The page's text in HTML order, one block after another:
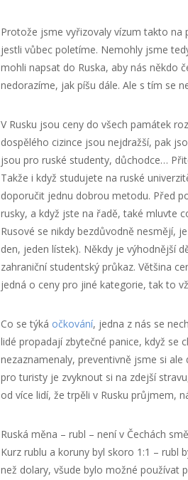
Protože jsme vyřizovaly vízum takto na
jestli vůbec poletíme. Nemohly jsme
mohli napsat do Ruska, aby nás někdo
nedorazíme, jak píšu dále. Ale s tím se
V Rusku jsou ceny do všech památek
dospělého cizince jsou nejdražší, pak
jsou pro ruské studenty, důchodce…
Takže i když studujete na ruské
doporučit jednu dobrou metodu. Před
rusky, a když jste na řadě, také mluvte
Rusové se nikdy bezdůvodně nesmějí,
den, jeden lístek). Někdy je výhodnější
zahraniční studentský průkaz. Většina
jedná o ceny pro jiné kategorie, tak to
Co se týká očkování, jedna z nás se
lidé propadají zbytečné panice, když se
nezaznamenaly, preventivně jsme si
pro turisty je zvyknout si na zdejší
od více lidí, že trpěli v Rusku průjmem,
Ruská měna – rubl – není v Čechách
Kurz rublu a koruny byl skoro 1:1 – rubl
než dolary, všude bylo možné používat